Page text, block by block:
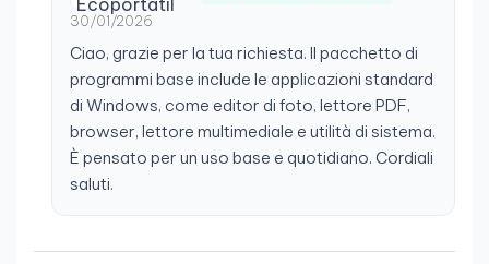
30/01/2026
Ciao, grazie per la tua richiesta. Il pacchetto di
programmi base include le applicazioni standard
di Windows, come editor di foto, lettore PDF,
browser, lettore multimediale e utilità di sistema.
È pensato per un uso base e quotidiano. Cordiali
saluti.